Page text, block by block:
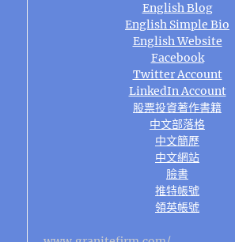
English Blog
English Simple Bio
English Website
Facebook
Twitter Account
LinkedIn Account
股票投資著作書籍
中文部落格
中文簡歷
中文網站
臉書
推特帳號
領英帳號